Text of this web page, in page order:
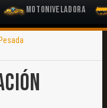
Motoniveladora